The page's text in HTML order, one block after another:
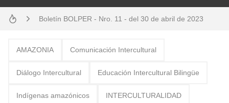
Boletín BOLPER - Nro. 10 - del 31 de marzo de 2023
AMAZONIA Comunicación Intercultural
Diálogo Intercultural Educación Intercultural Bilingüe
Indígenas amazónicos INTERCULTURALIDAD